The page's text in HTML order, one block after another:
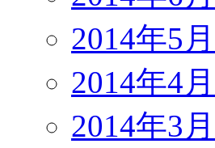
2014年5
2014年4
2014年3